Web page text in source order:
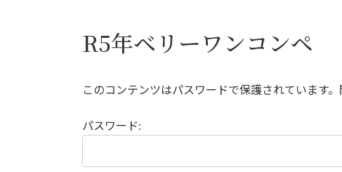
R5年ベリーワンコンペ
このコンテンツはパスワードで保護されています
パスワード: